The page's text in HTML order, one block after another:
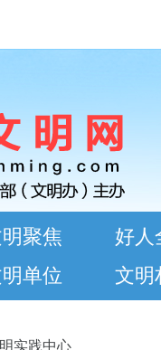
聚焦
单位
好人
文明
实践中心